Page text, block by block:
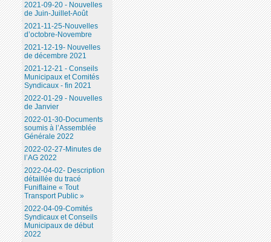
2021-09-20 - Nouvelles
de Juin-Juillet-Août
2021-11-25-Nouvelles
d’octobre-Novembre
2021-12-19- Nouvelles
de décembre 2021
2021-12-21 - Conseils
Municipaux et Comités
Syndicaux - fin 2021
2022-01-29 - Nouvelles
de Janvier
2022-01-30-Documents
soumis à l’Assemblée
Générale 2022
2022-02-27-Minutes de
l’AG 2022
2022-04-02- Description
détaillée du tracé
Funiflaine « Tout
Transport Public »
2022-04-09-Comités
Syndicaux et Conseils
Municipaux de début
2022